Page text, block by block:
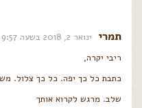
תמרי ינואר 2, 2018 בשעה 9:57 am
ריבי יקרה,
כתבת כל כך יפה. כל כך צלול.
שלב. מרגש לקרוא אותך